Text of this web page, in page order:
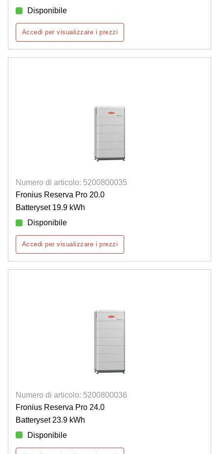
Disponibile
Accedi per visualizzare i prezzi
Numero di articolo: 5200800035
Fronius Reserva Pro 20.0
Batteryset 19.9 kWh
Disponibile
Accedi per visualizzare i prezzi
Numero di articolo: 5200800036
Fronius Reserva Pro 24.0
Batteryset 23.9 kWh
Disponibile